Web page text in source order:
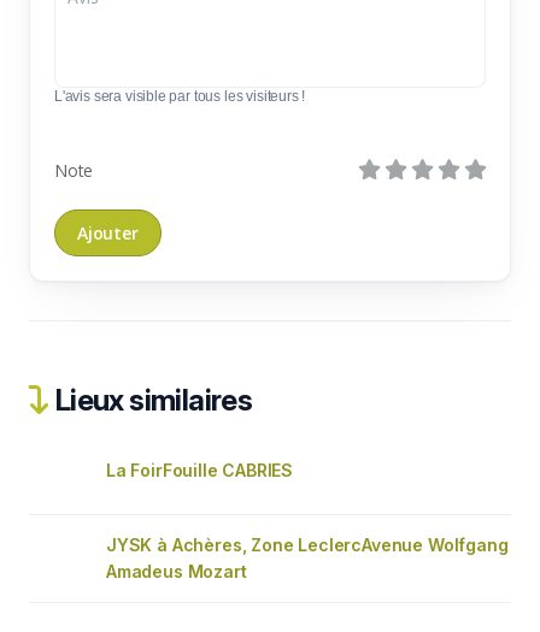
L'avis sera visible par tous les visiteurs !
Note
Lieux similaires
La FoirFouille CABRIES
JYSK à Achères, Zone LeclercAvenue Wolfgang
Amadeus Mozart